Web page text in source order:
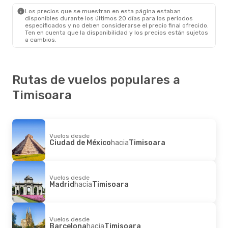
Los precios que se muestran en esta página estaban
disponibles durante los últimos 20 días para los periodos
especificados y no deben considerarse el precio final ofrecido.
Ten en cuenta que la disponibilidad y los precios están sujetos
a cambios.
Rutas de vuelos populares a
Timisoara
Vuelos desde
Ciudad de MéxicohaciaTimisoara
Vuelos desde
MadridhaciaTimisoara
Vuelos desde
BarcelonahaciaTimisoara